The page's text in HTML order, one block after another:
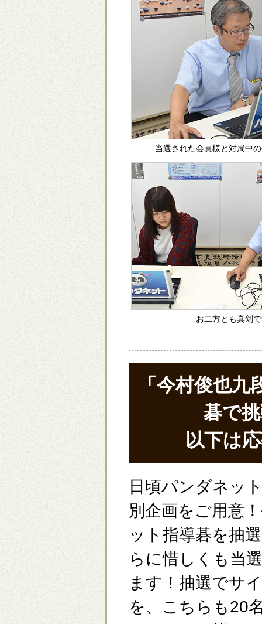
当選された会員様と対局中
お二方とも真剣
「今村俊也
碁で
以下は
日頃パンダネッ
別企画をご用意
ット指導碁を抽
らに惜しくも当
ます！抽選でサ
を、こちらも20